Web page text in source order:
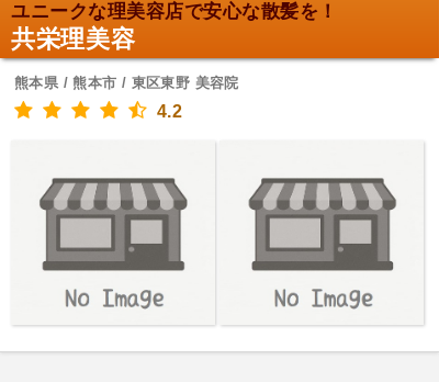
ユニークな理美容店で安心な散髪を！
共栄理美容
熊本県 / 熊本市 / 東区東野 美容院
4.2